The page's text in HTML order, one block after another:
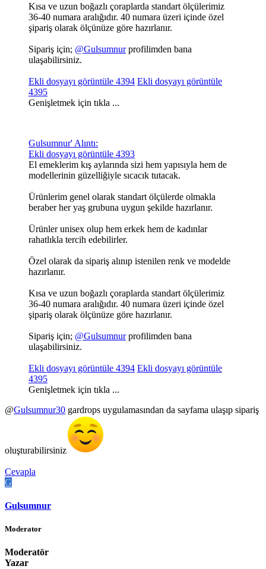
Kısa ve uzun boğazlı çoraplarda standart ölçülerimiz
36-40 numara aralığıdır. 40 numara üzeri içinde özel
şipariş olarak ölçünüze göre hazırlanır.
Sipariş için; @Gulsumnurprofilimden bana
ulaşabilirsiniz.
Ekli dosyayı görüntüle 4394 Ekli dosyayı görüntüle
4395
Genişletmek için tıkla ...
Gulsumnur' Alıntı:
Ekli dosyayı görüntüle 4393
El emeklerim kış aylarında sizi hem yapısıyla hem de
modellerinin güzelliğiyle sıcacık tutacak.
Ürünlerim genel olarak standart ölçülerde olmakla
beraber her yaş grubuna uygun şekilde hazırlanır.
Ürünler unisex olup hem erkek hem de kadınlar
rahatlıkla tercih edebilirler.
Özel olarak da sipariş alınıp istenilen renk ve modelde
hazırlanır.
Kısa ve uzun boğazlı çoraplarda standart ölçülerimiz
36-40 numara aralığıdır. 40 numara üzeri içinde özel
şipariş olarak ölçünüze göre hazırlanır.
Sipariş için; @Gulsumnurprofilimden bana
ulaşabilirsiniz.
Ekli dosyayı görüntüle 4394 Ekli dosyayı görüntüle
4395
Genişletmek için tıkla ...
@Gulsumnur30 gardrops uygulamasından da sayfama ulaşıp sipariş
oluşturabilirsiniz
Cevapla
G
Gulsumnur
Moderator
Moderatör
Yazar